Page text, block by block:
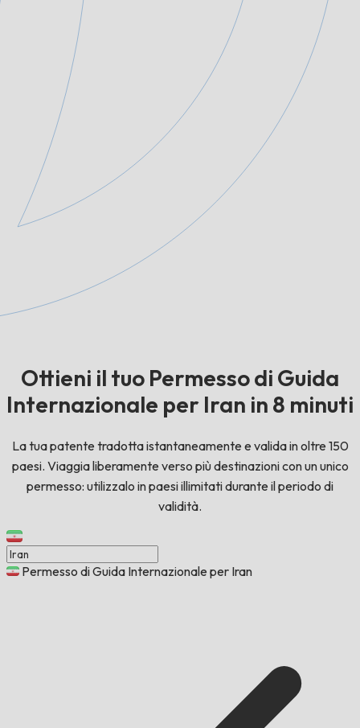
Ottieni il tuo Permesso di Guida
Internazionale per Iran in 8 minuti
La tua patente tradotta istantaneamente e valida in oltre 150
paesi. Viaggia liberamente verso più destinazioni con un unico
permesso: utilizzalo in paesi illimitati durante il periodo di
validità.
Permesso di Guida Internazionale per Iran